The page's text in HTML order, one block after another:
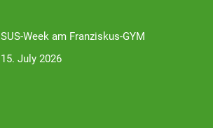
SUS-Week am Franziskus-GYM
15. July 2026